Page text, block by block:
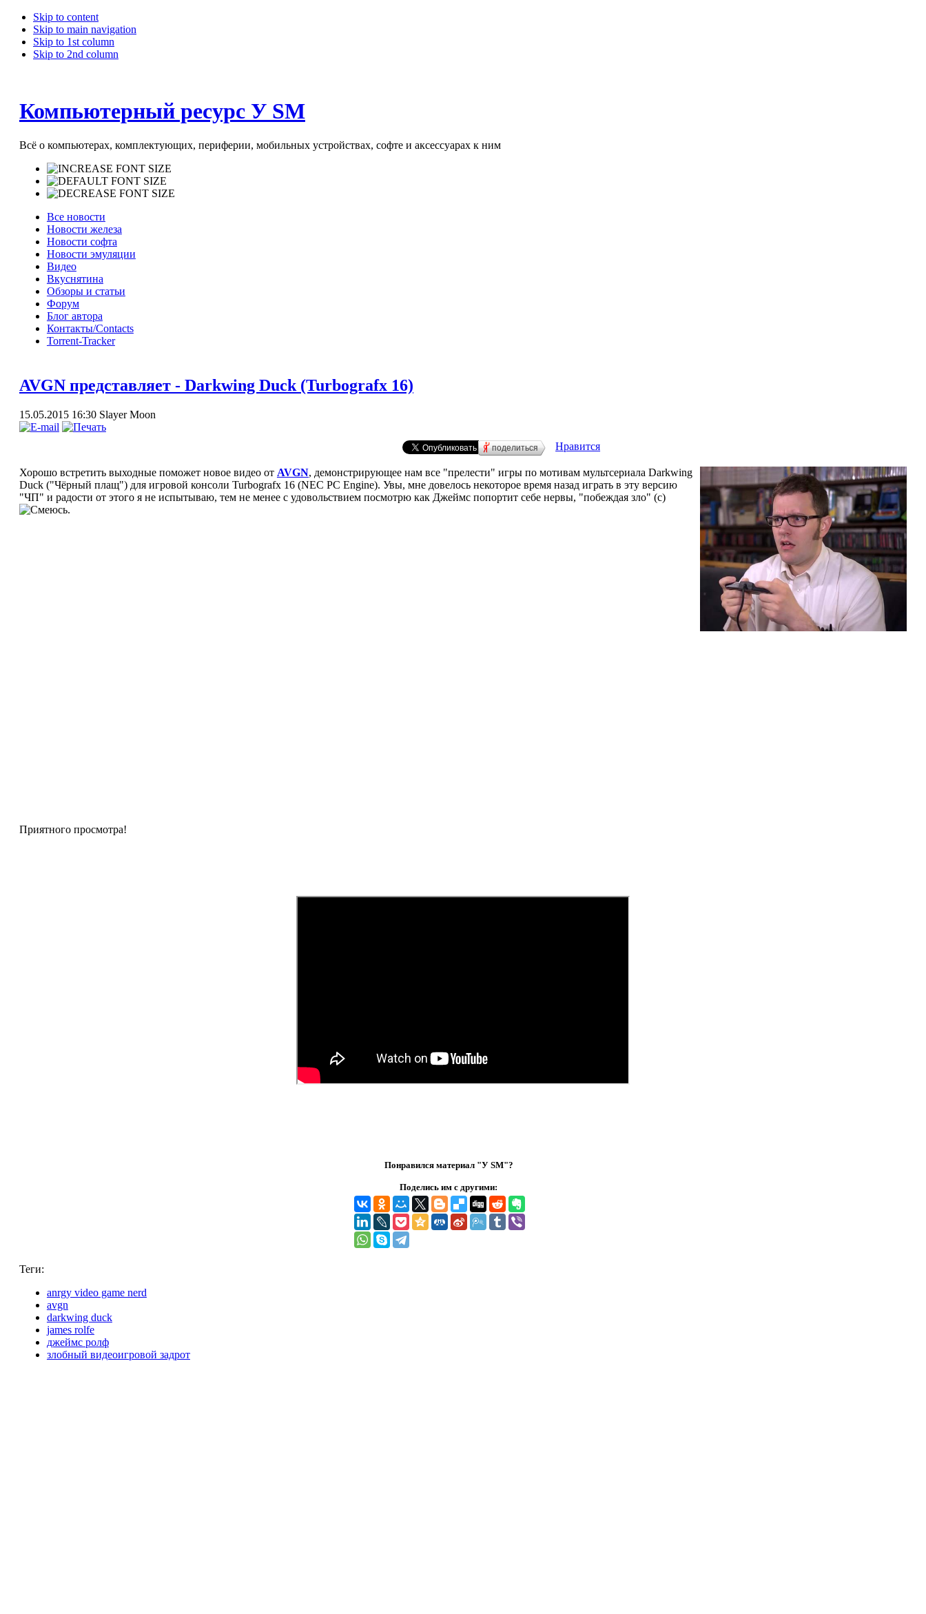
Skip to content
Skip to main navigation
Skip to 1st column
Skip to 2nd column
Компьютерный ресурс У SM
Всё о компьютерах, комплектующих, периферии, мобильных устройствах, софте и аксессуарах к ним
Все новости
Новости железа
Новости софта
Новости эмуляции
Видео
Вкуснятина
Обзоры и статьи
Форум
Блог автора
Контакты/Contacts
Torrent-Tracker
AVGN представляет - Darkwing Duck (Turbografx 16)
15.05.2015 16:30 Slayer Moon
поделиться Нравится
Хорошо встретить выходные поможет новое видео от AVGN, демонстрирующее нам все "прелести" игры по мотивам мультсериала Darkwing
Duck ("Чёрный плащ") для игровой консоли Turbografx 16 (NEC PC Engine). Увы, мне довелось некоторое время назад играть в эту версию
"ЧП" и радости от этого я не испытываю, тем не менее с удовольствием посмотрю как Джеймс попортит себе нервы, "побеждая зло" (с)
.
Приятного просмотра!
Понравился материал "У SM"?
Поделись им с другими:
Теги:
anrgy video game nerd
avgn
darkwing duck
james rolfe
джеймс ролф
злобный видеоигровой задрот